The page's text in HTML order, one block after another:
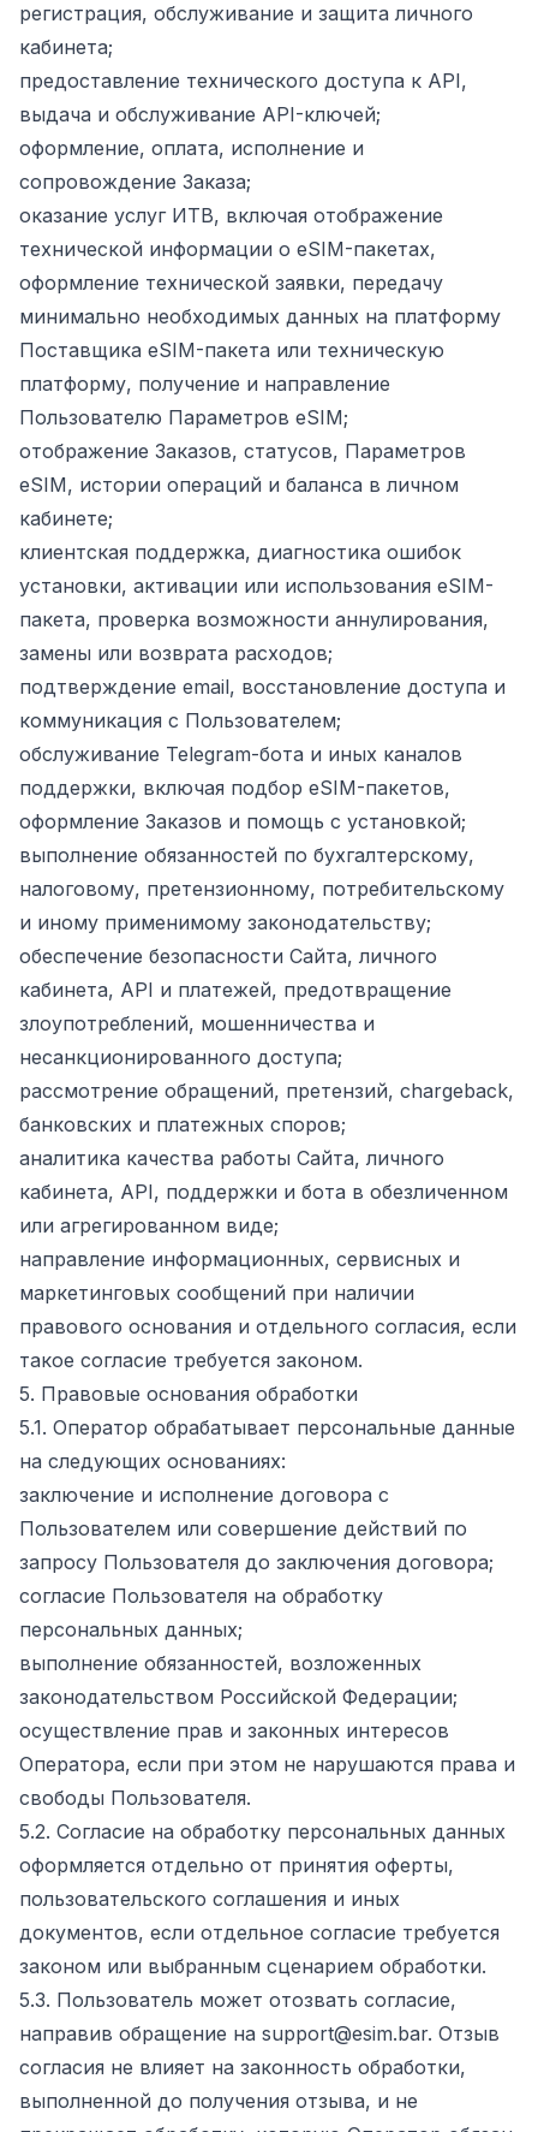
регистрация, обслуживание и защита личного
кабинета;
предоставление технического доступа к API,
выдача и обслуживание API-ключей;
оформление, оплата, исполнение и
сопровождение Заказа;
оказание услуг ИТВ, включая отображение
технической информации о eSIM-пакетах,
оформление технической заявки, передачу
минимально необходимых данных на платформу
Поставщика eSIM-пакета или техническую
платформу, получение и направление
Пользователю Параметров eSIM;
отображение Заказов, статусов, Параметров
eSIM, истории операций и баланса в личном
кабинете;
клиентская поддержка, диагностика ошибок
установки, активации или использования eSIM-
пакета, проверка возможности аннулирования,
замены или возврата расходов;
подтверждение email, восстановление доступа и
коммуникация с Пользователем;
обслуживание Telegram-бота и иных каналов
поддержки, включая подбор eSIM-пакетов,
оформление Заказов и помощь с установкой;
выполнение обязанностей по бухгалтерскому,
налоговому, претензионному, потребительскому
и иному применимому законодательству;
обеспечение безопасности Сайта, личного
кабинета, API и платежей, предотвращение
злоупотреблений, мошенничества и
несанкционированного доступа;
рассмотрение обращений, претензий, chargeback,
банковских и платежных споров;
аналитика качества работы Сайта, личного
кабинета, API, поддержки и бота в обезличенном
или агрегированном виде;
направление информационных, сервисных и
маркетинговых сообщений при наличии
правового основания и отдельного согласия, если
такое согласие требуется законом.
5. Правовые основания обработки
5.1. Оператор обрабатывает персональные данные
на следующих основаниях:
заключение и исполнение договора с
Пользователем или совершение действий по
запросу Пользователя до заключения договора;
согласие Пользователя на обработку
персональных данных;
выполнение обязанностей, возложенных
законодательством Российской Федерации;
осуществление прав и законных интересов
Оператора, если при этом не нарушаются права и
свободы Пользователя.
5.2. Согласие на обработку персональных данных
оформляется отдельно от принятия оферты,
пользовательского соглашения и иных
документов, если отдельное согласие требуется
законом или выбранным сценарием обработки.
5.3. Пользователь может отозвать согласие,
направив обращение на support@esim.bar. Отзыв
согласия не влияет на законность обработки,
выполненной до получения отзыва, и не